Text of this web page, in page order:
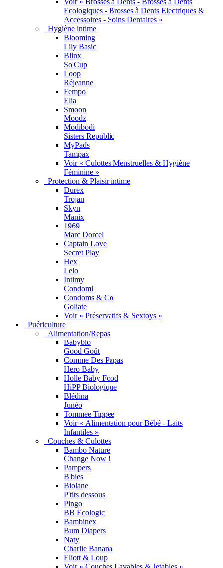
Voir « Brosses à Dents - Brosses à Dents
Ecologiques - Brosses à Dents Electriques &
Accessoires - Soins Dentaires »
Hygiène intime
Blooming
Lily Basic
Blinx
So'Cup
Loop
Réjeanne
Fempo
Elia
Smoon
Moodz
Modibodi
Sisters Republic
MyPads
Tampax
Voir « Culottes Menstruelles & Hygiène
Féminine »
Protection & Plaisir intime
Durex
Trojan
Skyn
Manix
1969
Marc Dorcel
Captain Love
Secret Play
Hex
Lelo
Intimy
Condomi
Condoms & Co
Goliate
Voir « Préservatifs & Sextoys »
Puériculture
Alimentation/Repas
Babybio
Good Goût
Comme Des Papas
Hero Baby
Holle Baby Food
HiPP Biologique
Blédina
Junéo
Tommee Tippee
Voir « Alimentation pour Bébé - Laits
Infantiles »
Couches & Culottes
Bambo Nature
Change Now !
Pampers
B'bies
Biolane
P'tits dessous
Pingo
BB Ecologic
Bambinex
Bum Diapers
Naty
Charlie Banana
Eliott & Loup
Voir « Couches Lavables & Jetables »